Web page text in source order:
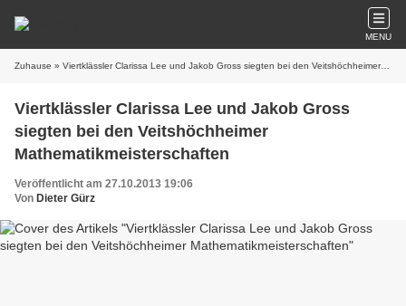
MENU
Zuhause » Viertklässler Clarissa Lee und Jakob Gross siegten bei den Veitshöchheimer Mathematikmeisterschaften
Viertklässler Clarissa Lee und Jakob Gross
siegten bei den Veitshöchheimer
Mathematikmeisterschaften
Veröffentlicht am 27.10.2013 19:06
Von Dieter Gürz